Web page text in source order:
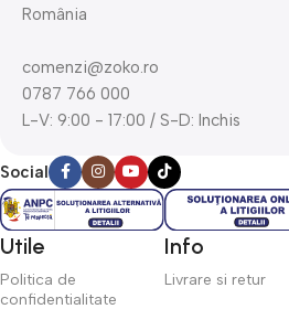
România
comenzi@zoko.ro
0787 766 000
L-V: 9:00 - 17:00 / S-D: Inchis
Social
Utile
Politica de
confidentialitate
Info
Livrare si retur